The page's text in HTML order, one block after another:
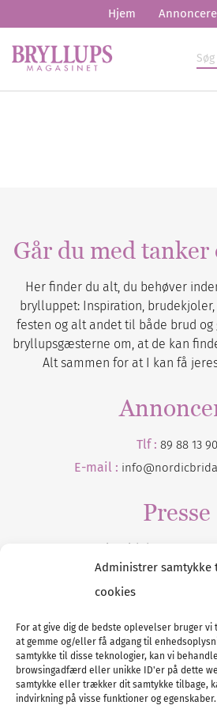
Administrer samtykke
cookies
For at give dig de bedste oplevelser bruger
at gemme og/eller få adgang til
samtykke til disse teknologier, kan vi
browsingadfærd eller unikke ID'er på dette
samtykke eller trækker dit samtykke tilbage,
indvirkning på visse funktioner og egenskaber.
Hjem Annoncere
Går du med
Her finder du alt, du behøver
brylluppet: Inspiration,
festen og alt andet til både brud og
bryllupsgæsterne om, at de kan
Alt sammen for at I kan få
Tlf : 89 88 13 90
E-mail :
Presse
Tilmeld dig vores
Tel :89 88 13 90
E-post:
Nordic Bridal